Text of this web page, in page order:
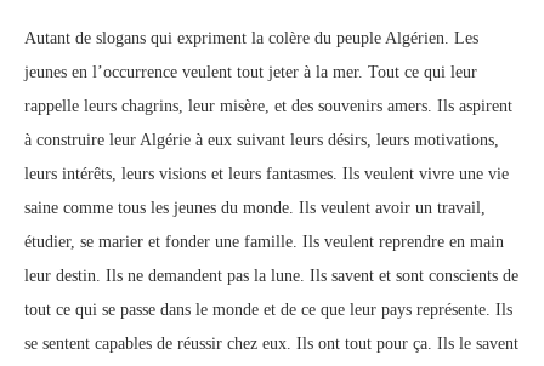
Autant de slogans qui expriment la colère du peuple Algérien. Les
jeunes en l’occurrence veulent tout jeter à la mer. Tout ce qui leur
rappelle leurs chagrins, leur misère, et des souvenirs amers. Ils aspirent
à construire leur Algérie à eux suivant leurs désirs, leurs motivations,
leurs intérêts, leurs visions et leurs fantasmes. Ils veulent vivre une vie
saine comme tous les jeunes du monde. Ils veulent avoir un travail,
étudier, se marier et fonder une famille. Ils veulent reprendre en main
leur destin. Ils ne demandent pas la lune. Ils savent et sont conscients de
tout ce qui se passe dans le monde et de ce que leur pays représente. Ils
se sentent capables de réussir chez eux. Ils ont tout pour ça. Ils le savent